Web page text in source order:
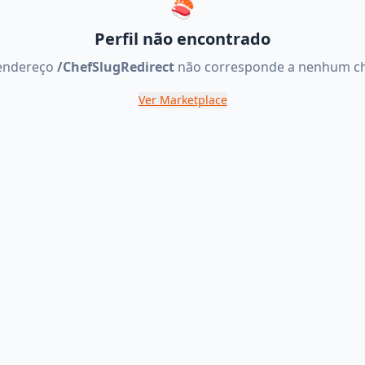
🍣
Perfil não encontrado
/ChefSlugRedirect não corresponde a nenhum
Ver Marketplace